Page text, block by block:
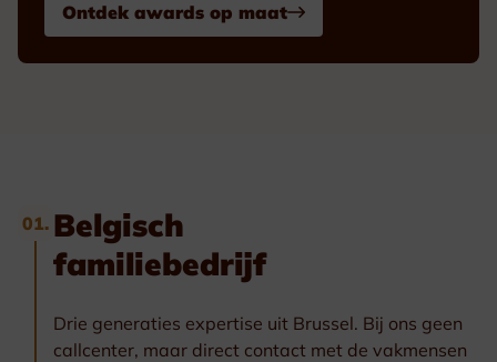
Ontdek awards op maat
01. Belgisch
familiebedrijf
Drie generaties expertise uit Brussel. Bij ons geen
callcenter, maar direct contact met de vakmensen